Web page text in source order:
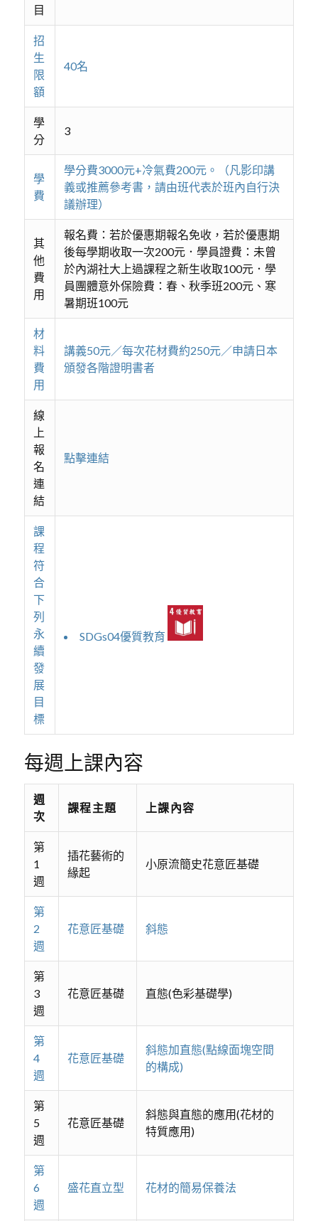
目
招
生
限
額
40名
學
分
3
學
費
學分費3000元+冷氣費200元。（凡影印講
義或推薦參考書，請由班代表於班內自行決
議辦理）
其
他
費
用
報名費：若於優惠期報名免收，若於優惠期
後每學期收取一次200元．學員證費：未曾
於內湖社大上過課程之新生收取100元．學
員團體意外保險費：春、秋季班200元、寒
暑期班100元
材
料
費
用
講義50元／每次花材費約250元／申請日本
頒發各階證明書者
線
上
報
名
連
結
點擊連結
課
程
符
合
下
列
永
續
發
展
目
標
SDGs04優質教育
每週上課內容
週
次
課程主題 上課內容
第
1
週
插花藝術的
緣起
小原流簡史花意匠基礎
第
2
週
花意匠基礎 斜態
第
3
週
花意匠基礎 直態(色彩基礎學)
第
4
週
花意匠基礎
斜態加直態(點線面塊空間
的構成)
第
5
週
花意匠基礎
斜態與直態的應用(花材的
特質應用)
第
6
週
盛花直立型 花材的簡易保養法